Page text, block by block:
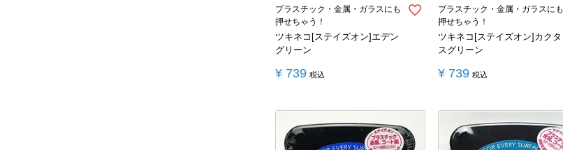
プラスチック・金属・ガラスにも
押せちゃう！
ツキネコ[ステイズオン]エデン
グリーン
¥ 739 税込
プラスチック・金属・ガラスにも
押せちゃう！
ツキネコ[ステイズオン]カクタ
スグリーン
¥ 739 税込